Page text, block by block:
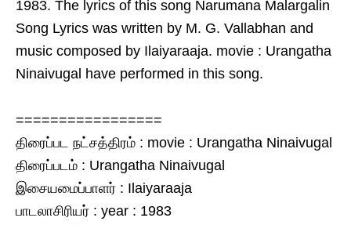
1983. The lyrics of this song Narumana Malargalin
Song Lyrics was written by M. G. Vallabhan and
music composed by Ilaiyaraaja. movie : Urangatha
Ninaivugal have performed in this song.
=================
திரைப்பட நட்சத்திரம் : movie : Urangatha Ninaivugal
திரைப்படம் : Urangatha Ninaivugal
இசையமைப்பாளர் : Ilaiyaraaja
பாடலாசிரியர் : year : 1983